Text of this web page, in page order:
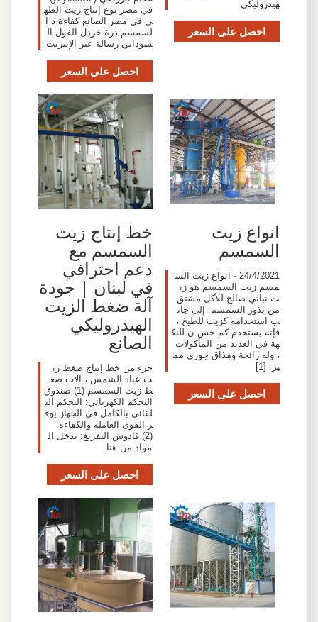
هيدروليكي
احصل على السعر
في مصر نوع إنتاج زيت الطه
ي في مصر الصانع كفاءة د ا
لسمسم ذرة خردل الفول ال
سوداني رسالة عبر الإنترنت
احصل على السعر
انواع زيت
السمسم
24/4/2021 · انواع زيت الس
مسم زيت السمسم هو زي
ت نباتي صالح للأكل مشتق
من بذور السمسم. إلى جان
ب استخدامه كزيت للطبخ ،
فإنه يستخدم كم حس ن للنك
هة في العديد من المأكولات
، وله رائحة ومذاق جوزي مم
يز. [1]
احصل على السعر
خط إنتاج زيت
السمسم مع
دعم احترافي
في لبنان | جودة
آلة ضغط الزيت
الهيدروليكي
الصانع
جزء من خط إنتاج ضغط زي
ت عباد الشمس ، آلات ضغ
ط زيت السمسم (1) صندوق
التحكم الكهربائي: التحكم الت
لقائي بالكامل في الجهاز يوف
ر القوى العاملة والكفاءة.
(2) قادوس التفريغ: تدخل ال
مواد من هنا.
احصل على السعر